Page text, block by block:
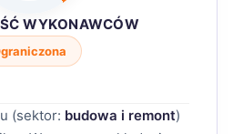
WYKONAWCÓW
(sektor: budowa i remont)